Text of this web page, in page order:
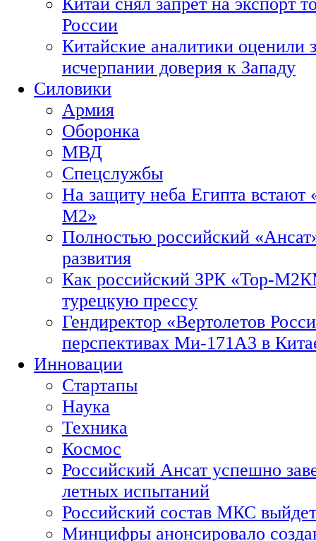
России
Китайские аналитики оценили
исчерпании доверия к Западу
Силовики
Армия
Оборонка
МВД
Спецслужбы
На защиту неба Египта встают
М2»
Полностью российский
развития
Как российский ЗРК «Тор-
турецкую прессу
Гендиректор «Вертолетов
перспективах Ми-171А3 в
Инновации
Стартапы
Наука
Техника
Космос
Российский Ансат успешно
летных испытаний
Российский состав МКС
Минцифры анонсировало